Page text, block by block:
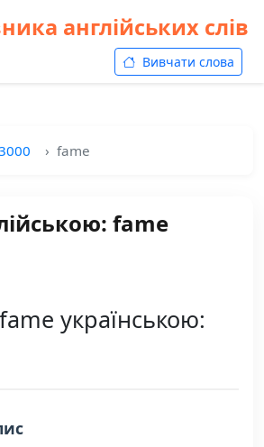
англійських слів
Вивчати слова
fame
fame
українською: